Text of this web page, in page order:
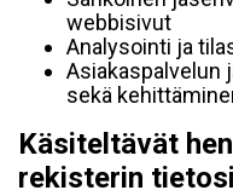
webbisivut
Analysointi ja
Asiakaspalvelun
sekä
Käsiteltävät
rekisterin